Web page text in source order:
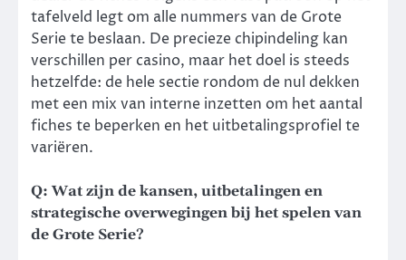
tafelveld legt om alle nummers van de Grote
Serie te beslaan. De precieze chipindeling kan
verschillen per casino, maar het doel is steeds
hetzelfde: de hele sectie rondom de nul dekken
met een mix van interne inzetten om het aantal
fiches te beperken en het uitbetalingsprofiel te
variëren.
Q: Wat zijn de kansen, uitbetalingen en
strategische overwegingen bij het spelen van
de Grote Serie?